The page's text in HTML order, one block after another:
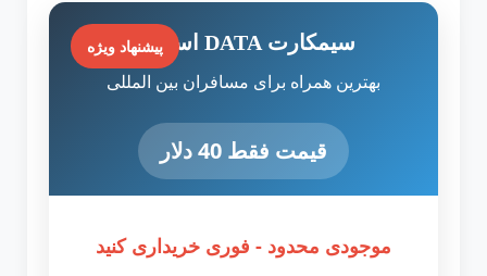
پیشنهاد ویژه
سیمکارت DATA استونی
بهترین همراه برای مسافران بین المللی
قیمت فقط 40 دلار
موجودی محدود - فوری خریداری کنید